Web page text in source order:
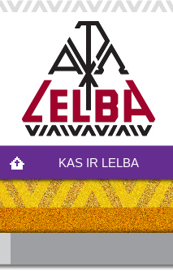
KAS IR LELBA